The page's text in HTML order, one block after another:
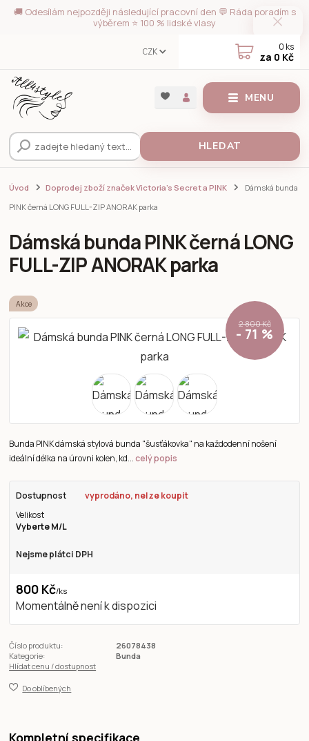
🚚 Odesílám nejpozději následující pracovní den 💬 Ráda poradím s
výběrem ⭐ 100 % lidské vlasy
MENU
CZK
HLEDAT
0 ks
za 0 Kč
Úvod Doprodej zboží značek Victoria's Secret a PINK
Dámská bunda
PINK černá LONG FULL-ZIP ANORAK parka
Dámská bunda PINK černá LONG
FULL-ZIP ANORAK parka
Akce
2 800 Kč
- 71 %
Bunda PINK dámská stylová bunda "šusťákovka" na každodenní nošení
ideální délka na úrovni kolen, kd...celý popis
Dostupnost
vyprodáno, nelze koupit
Velikost
Vyberte M/L
Nejsme plátci DPH
800 Kč/ks
Momentálně není k dispozici
Číslo produktu:
26078438
Kategorie:
Bunda
Hlídat cenu / dostupnost
Do oblíbených
Kompletní specifikace